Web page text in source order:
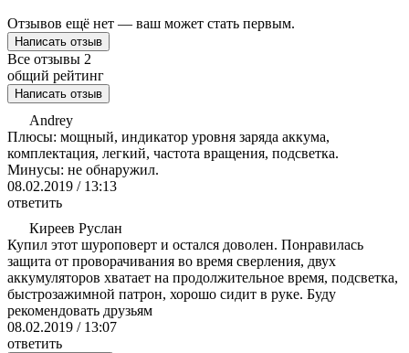
Отзывов ещё нет — ваш может стать первым.
Написать отзыв
Все отзывы 2
общий рейтинг
Написать отзыв
Andrey
Плюсы: мощный, индикатор уровня заряда аккума,
комплектация, легкий, частота вращения, подсветка.
Минусы: не обнаружил.
08.02.2019 / 13:13
ответить
Киреев Руслан
Купил этот шуроповерт и остался доволен. Понравилась
защита от проворачивания во время сверления, двух
аккумуляторов хватает на продолжительное время, подсветка,
быстрозажимной патрон, хорошо сидит в руке. Буду
рекомендовать друзьям
08.02.2019 / 13:07
ответить